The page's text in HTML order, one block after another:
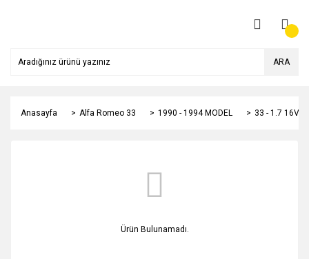
ARA
Anasayfa Alfa Romeo 33 1990 - 1994 MODEL 33 - 1.7 16V
Ürün Bulunamadı.